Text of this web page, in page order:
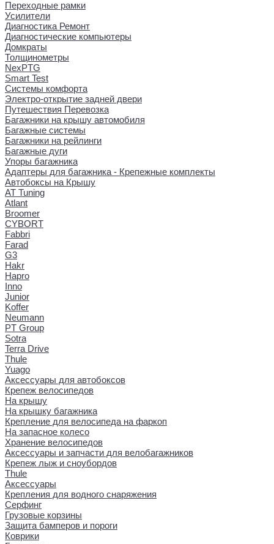
Переходные рамки
Усилители
Диагностика Ремонт
Диагностические компьютеры
Домкраты
Толщинометры
NexPTG
Smart Test
Системы комфорта
Электро-открытие задней двери
Путешествия Перевозка
Багажники на крышу автомобиля
Багажные системы
Багажники на рейлинги
Багажные дуги
Упоры багажника
Адаптеры для багажника - Крепежные комплекты
Автобоксы на Крышу
AT Tuning
Atlant
Broomer
CYBORT
Fabbri
Farad
G3
Hakr
Hapro
Inno
Junior
Koffer
Neumann
PT Group
Sotra
Terra Drive
Thule
Yuago
Аксессуары для автобоксов
Крепеж велосипедов
На крышу
На крышку багажника
Крепление для велосипеда на фаркоп
На запасное колесо
Хранение велосипедов
Аксессуары и запчасти для велобагажников
Крепеж лыж и сноубордов
Thule
Аксессуары
Крепления для водного снаряжения
Серфинг
Грузовые корзины
Защита бамперов и пороги
Коврики